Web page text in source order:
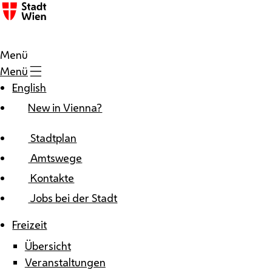
Zum Inhalt
Menü
Menü
English
New in Vienna?
Stadtplan
Amtswege
Kontakte
Jobs bei der Stadt
Freizeit
Übersicht
Veranstaltungen